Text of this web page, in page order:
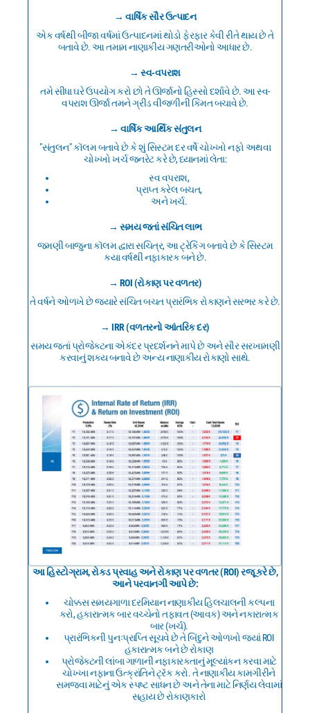
→ વાર્ષિક સૌર ઉત્પાદન
એક વર્ષથી બીજા વર્ષમાં ઉત્પાદનમાં થોડો ફેરફાર કેવી રીતે થાય છે તે
બતાવે છે. આ તમામ નાણાકીય ગણતરીઓનો આધાર છે.
→ સ્વ-વપરાશ
તમે સીધા ઘરે ઉપયોગ કરો છો તે ઊર્જાનો હિસ્સો દર્શાવે છે. આ સ્વ-
વપરાશ ઊર્જા તમને ગ્રીડ વીજળીની કિંમત બચાવે છે.
→ વાર્ષિક આર્થિક સંતુલન
"સંતુલન" કૉલમ બતાવે છે કે શું સિસ્ટમ દર વર્ષે ચોખ્ખો નફો અથવા
ચોખ્ખો ખર્ચ જનરેટ કરે છે, ધ્યાનમાં લેતા:
સ્વ વપરાશ,
પ્રાપ્ત કરેલ બચત,
અને ખર્ચ.
→ સમય જતાં સંચિત લાભ
જમણી બાજુના કૉલમ દ્વારા સચિત્ર, આ ટ્રેકિંગ બતાવે છે કે સિસ્ટમ
કયા વર્ષથી નફાકારક બને છે.
→ ROI (રોકાણ પર વળતર)
તે વર્ષને ઓળખે છે જ્યારે સંચિત બચત પ્રારંભિક રોકાણને સરભર કરે છે.
→ IRR (વળતરનો આંતરિક દર)
સમય જતાં પ્રોજેક્ટના એકંદર પ્રદર્શનને માપે છે અને સૌર સરખામણી
કરવાનું શક્ય બનાવે છે અન્ય નાણાકીય રોકાણો સાથે.
આ હિસ્ટોગ્રામ, રોકડ પ્રવાહ અને રોકાણ પર વળતર (ROI) રજૂ કરે છે,
આને પરવાનગી આપે છે:
ચોક્કસ સમયગાળા દરમિયાન નાણાકીય હિલચાલની કલ્પના
કરો, હકારાત્મક બાર વચ્ચેનો તફાવત (આવક) અને નકારાત્મક
બાર (ખર્ચ).
પ્રારંભિકની પુનઃપ્રાપ્તિ સૂચવે છે તે બિંદુને ઓળખો જ્યાં ROI
હકારાત્મક બને છે રોકાણ
પ્રોજેક્ટની લાંબા ગાળાની નફાકારકતાનું મૂલ્યાંકન કરવા માટે
ચોખ્ખા નફાના ઉત્ક્રાંતિને ટ્રૅક કરો. તે નાણાકીય કામગીરીને
સમજવા માટેનું એક સ્પષ્ટ સાધન છે અને તેના માટે નિર્ણય લેવામાં
સહાય છે રોકાણકારો